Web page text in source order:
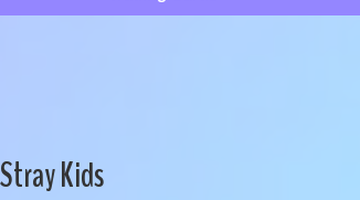
Stray Kids